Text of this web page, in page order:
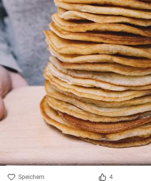
Speichern 4